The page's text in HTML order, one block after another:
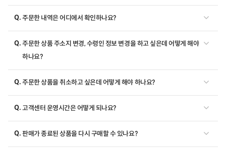
Q.주문한 내역은 어디에서 확인하나요?
Q.주문한 상품 주소지 변경, 수령인 정보 변경을 하고 싶은데 어떻게 해야
하나요?
Q.주문한 상품을 취소하고 싶은데 어떻게 해야 하나요?
Q.고객센터 운영시간은 어떻게 되나요?
Q.판매가 종료된 상품을 다시 구매할 수 있나요?